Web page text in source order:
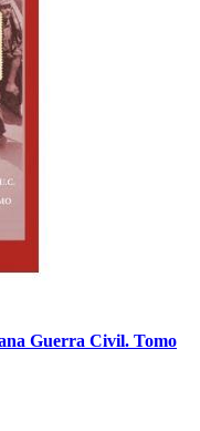
Guerra Civil. Tomo